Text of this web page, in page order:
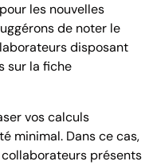
les nouvelles
de noter le
disposant
sur la fiche
vos calculs
minimal. Dans ce cas,
présents